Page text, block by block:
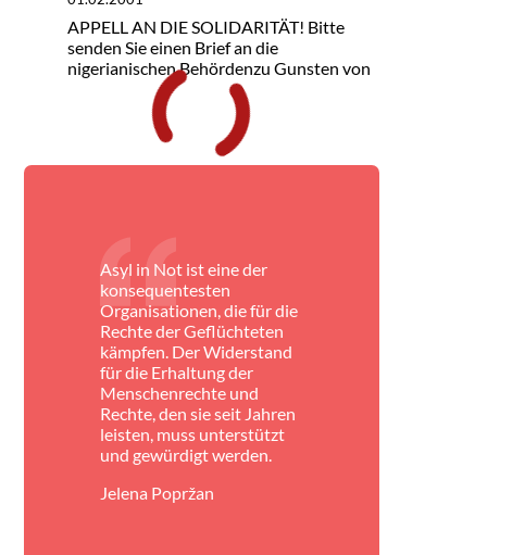
APPELL AN DIE SOLIDARITÄT! Bitte
senden Sie einen Brief an die
nigerianischen Behördenzu Gunsten von
Asyl in Not ist eine der
konsequentesten
Organisationen, die für die
Rechte der Geflüchteten
kämpfen. Der Widerstand
für die Erhaltung der
Menschenrechte und
Rechte, den sie seit Jahren
leisten, muss unterstützt
und gewürdigt werden.
Jelena Popržan